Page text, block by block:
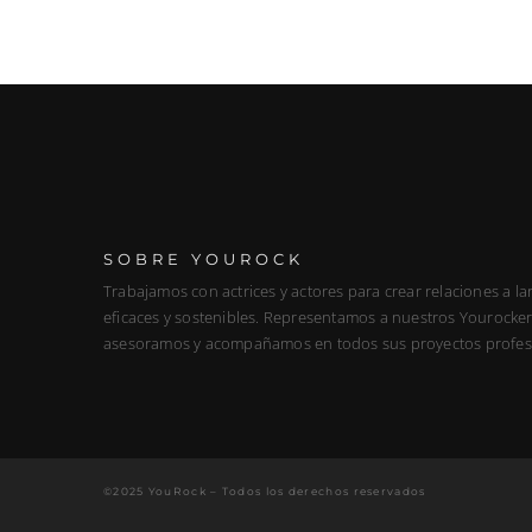
SOBRE YOUROCK
Trabajamos con actrices y actores para crear relaciones a
eficaces y sostenibles. Representamos a nuestros
asesoramos y acompañamos en todos sus proyectos
©2025 YouRock – Todos los derechos reservados